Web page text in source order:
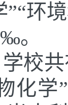
”“环
。
校
化学